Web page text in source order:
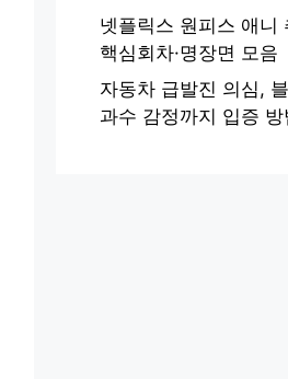
넷플릭스 원피스 애니
핵심회차·명장면 모음
자동차 급발진 의심,
과수 감정까지 입증 방